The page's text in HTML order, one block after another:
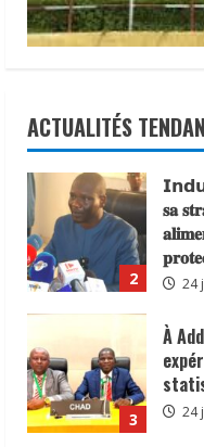
du
en
ACTUALITÉS
2
𝐬𝐚
24
3
À
24